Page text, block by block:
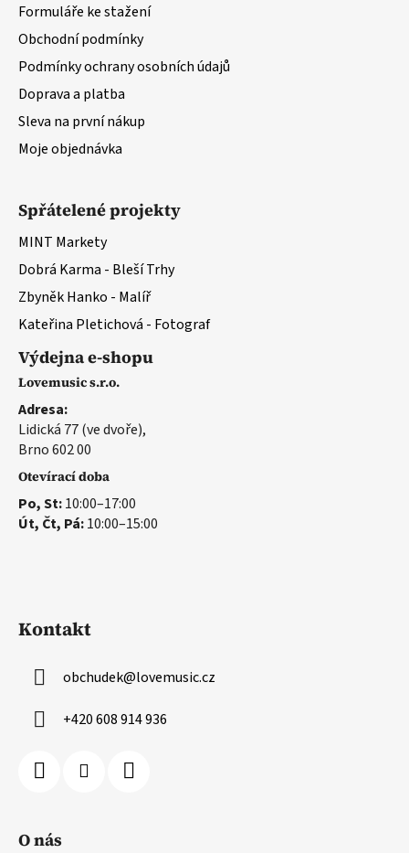
Formuláře ke stažení
Obchodní podmínky
Podmínky ochrany osobních údajů
Doprava a platba
Sleva na první nákup
Moje objednávka
Spřátelené projekty
MINT Markety
Dobrá Karma - Bleší Trhy
Zbyněk Hanko - Malíř
Kateřina Pletichová - Fotograf
Výdejna e-shopu
Lovemusic s.r.o.
Adresa:
Lidická 77 (ve dvoře),
Brno 602 00
Otevírací doba
Po, St:10:00–17:00
Út, Čt, Pá:10:00–15:00
Kontakt
obchudek@lovemusic.cz
+420 608 914 936
O nás